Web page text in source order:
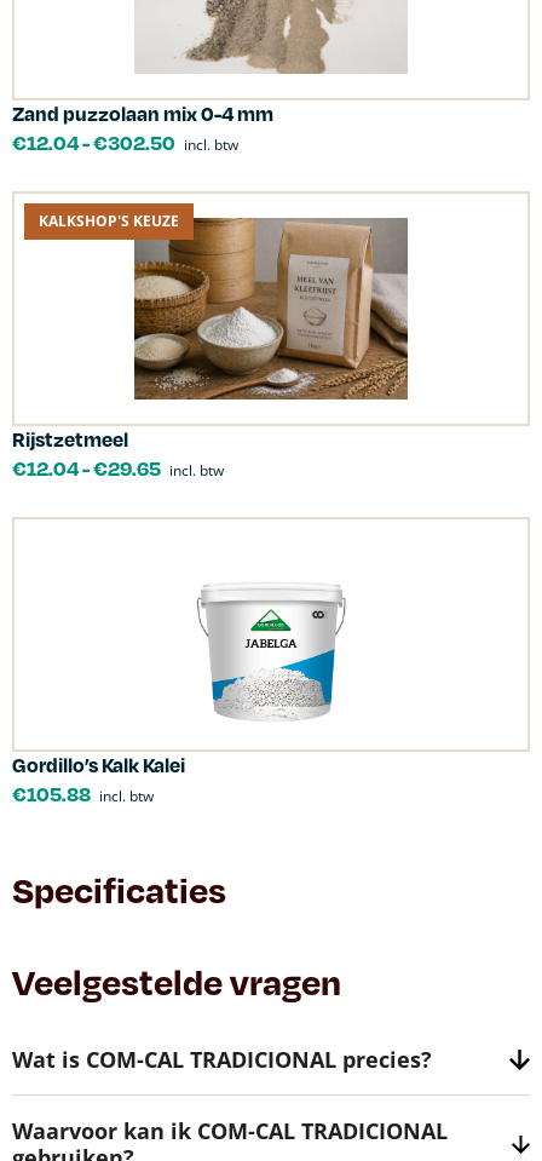
Zand puzzolaan mix 0-4 mm
€12.04-€302.50 incl. btw
KALKSHOP'S KEUZE
Rijstzetmeel
€12.04-€29.65 incl. btw
Gordillo’s Kalk Kalei
€105.88 incl. btw
Specificaties
Veelgestelde vragen
Wat is COM-CAL TRADICIONAL precies?
Waarvoor kan ik COM-CAL TRADICIONAL